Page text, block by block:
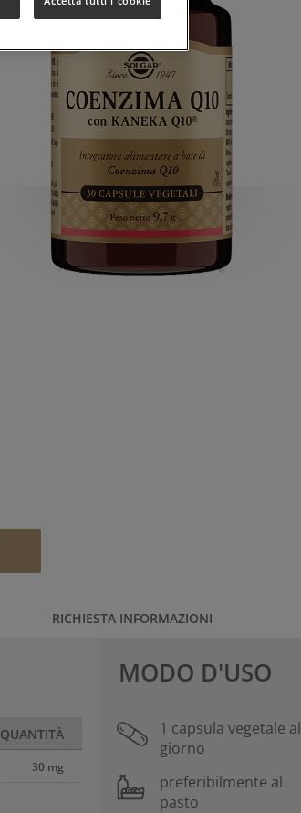
RICHIESTA INFORMAZIONI
QUANTITÀ
30 mg
MODO D'USO
1 capsula vegetale al
giorno
preferibilmente al
pasto